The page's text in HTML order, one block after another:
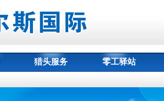
猎头服务 零工驿站